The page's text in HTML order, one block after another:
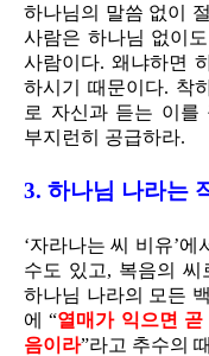
하나님의 말씀 없이
사람은 하나님 없이
사람이다. 왜냐하면
하시기 때문이다. 착
로 자신과 듣는 이를
부지런히 공급하라.
3. 하나님 나라는
‘자라나는 씨 비유’
수도 있고, 복음의
하나님 나라의 모든
에 “열매가 익으면
음이라”라고 추수의